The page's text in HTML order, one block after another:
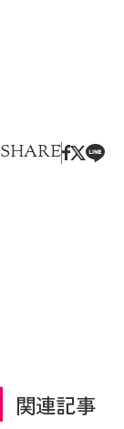
SHARE
関連記事